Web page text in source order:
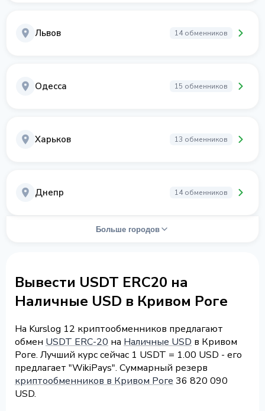
Львов 14 обменников
Одесса 15 обменников
Харьков 13 обменников
Днепр 14 обменников
Больше городов
Вывести USDT ERC20 на
Наличные USD в Кривом Роге
На Kurslog 12 криптообменников предлагают
обмен USDT ERC-20 на Наличные USD в Кривом
Роге. Лучший курс сейчас 1 USDT = 1.00 USD - его
предлагает "WikiPays". Суммарный резерв
криптообменников в Кривом Роге 36 820 090
USD.